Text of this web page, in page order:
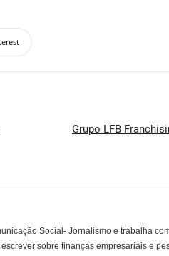
Grupo LFB
Social- Jornalismo e trabalha
sobre finanças empresariais e